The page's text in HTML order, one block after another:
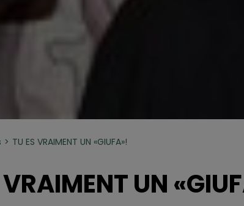
TU ES VRAIMENT UN «GIUFA»!
VRAIMENT UN